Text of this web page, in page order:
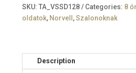
SKU: TA_VSSD128 Categories: 8
oldatok, Norvell ,Szalonoknak
Description